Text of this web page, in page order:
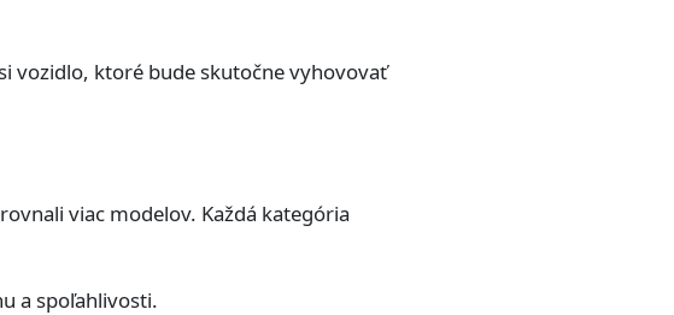
vozidlo, ktoré bude skutočne vyhovovať
viac modelov. Každá kategória
a spoľahlivosti.